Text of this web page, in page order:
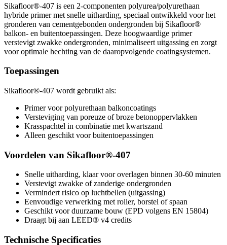
Sikafloor®-407 is een 2-componenten polyurea/polyurethaan
hybride primer met snelle uitharding, speciaal ontwikkeld voor het
gronderen van cementgebonden ondergronden bij Sikafloor®
balkon- en buitentoepassingen. Deze hoogwaardige primer
verstevigt zwakke ondergronden, minimaliseert uitgassing en zorgt
voor optimale hechting van de daaropvolgende coatingsystemen.
Toepassingen
Sikafloor®-407 wordt gebruikt als:
Primer voor polyurethaan balkoncoatings
Versteviging van poreuze of broze betonoppervlakken
Krasspachtel in combinatie met kwartszand
Alleen geschikt voor buitentoepassingen
Voordelen van Sikafloor®-407
Snelle uitharding, klaar voor overlagen binnen 30-60 minuten
Verstevigt zwakke of zanderige ondergronden
Vermindert risico op luchtbellen (uitgassing)
Eenvoudige verwerking met roller, borstel of spaan
Geschikt voor duurzame bouw (EPD volgens EN 15804)
Draagt bij aan LEED® v4 credits
Technische Specificaties